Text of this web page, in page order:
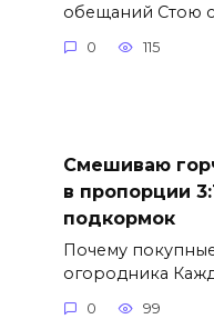
обещаний Стою
0 115
Смешиваю
в пропорции
подкормок
Почему
огородника
0 99